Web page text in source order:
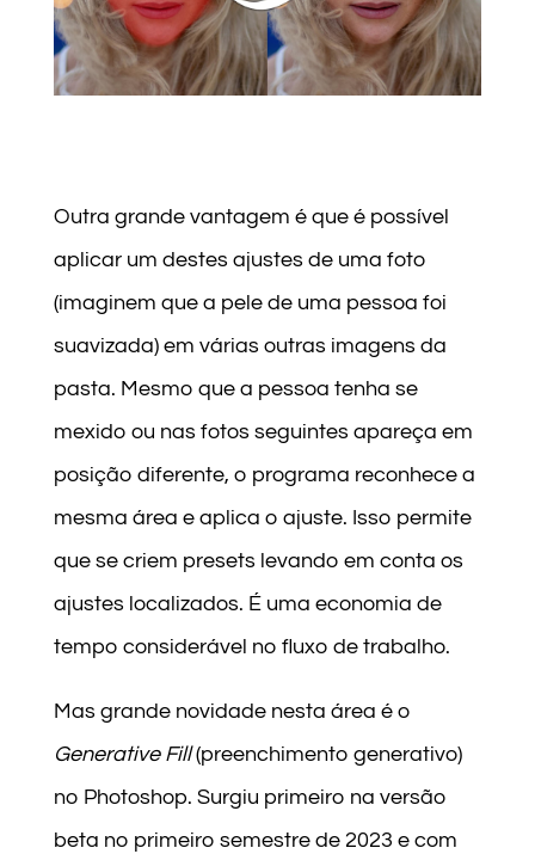
Outra grande vantagem é que é possível
aplicar um destes ajustes de uma foto
(imaginem que a pele de uma pessoa foi
suavizada) em várias outras imagens da
pasta. Mesmo que a pessoa tenha se
mexido ou nas fotos seguintes apareça em
posição diferente, o programa reconhece a
mesma área e aplica o ajuste. Isso permite
que se criem presets levando em conta os
ajustes localizados. É uma economia de
tempo considerável no fluxo de trabalho.
Mas grande novidade nesta área é o
Generative Fill(preenchimento generativo)
no Photoshop. Surgiu primeiro na versão
beta no primeiro semestre de 2023 e com